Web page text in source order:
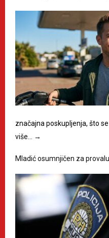
značajna poskupljenja, što
više…
→
Mladić osumnjičen za